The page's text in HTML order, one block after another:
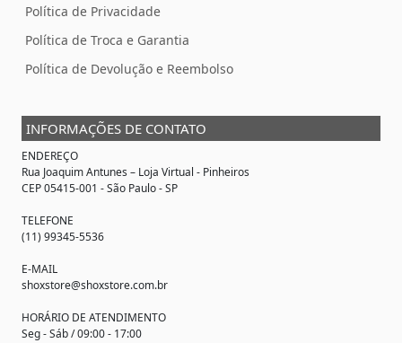
Política de Privacidade
Política de Troca e Garantia
Política de Devolução e Reembolso
INFORMAÇÕES DE CONTATO
ENDEREÇO
Rua Joaquim Antunes – Loja Virtual - Pinheiros
CEP 05415-001 - São Paulo - SP
TELEFONE
(11) 99345-5536
E-MAIL
shoxstore@shoxstore.com.br
HORÁRIO DE ATENDIMENTO
Seg - Sáb / 09:00 - 17:00